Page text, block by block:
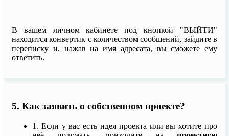
В вашем личном кабинете под кнопкой "ВЫЙТИ"
находится конвертик с количеством сообщений, зайдите в
переписку и, нажав на имя адресата, вы сможете ему
ответить.
5. Как заявить о собственном проекте?
1. Если у вас есть идея проекта или вы хотите про